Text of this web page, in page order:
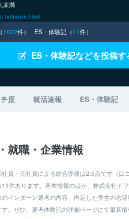
未満
index.html
1032件） ES・体験記（11件）
ES・体験記などを投稿す
度 就活速報 ES・体験記
就職・企業情報
員・元社員による総合評価は2.5点です（口
件あります。基本情報のほか、株式会社ナ
インターン選考の内容、内定した学生の志
。ぜひ、選考体験記の詳細ページにて最新情